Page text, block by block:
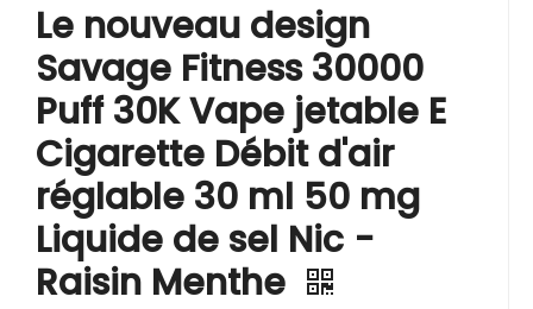
Le nouveau design
Savage Fitness 30000
Puff 30K Vape jetable E
Cigarette Débit d'air
réglable 30 ml 50 mg
Liquide de sel Nic -
Raisin Menthe